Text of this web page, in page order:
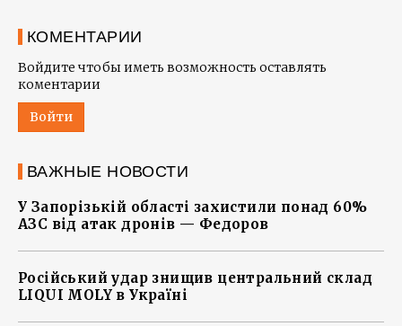
КОМЕНТАРИИ
Войдите чтобы иметь возможность оставлять
коментарии
Войти
ВАЖНЫЕ НОВОСТИ
У Запорізькій області захистили понад 60%
АЗС від атак дронів — Федоров
Російський удар знищив центральний склад
LIQUI MOLY в Україні